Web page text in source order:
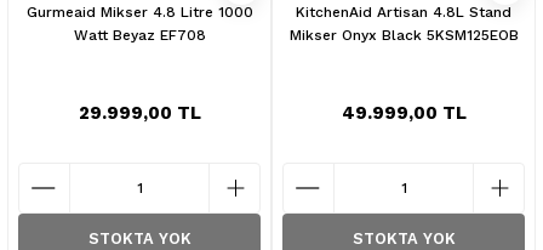
Gurmeaid Mikser 4.8 Litre 1000
Watt Beyaz EF708
29.999,00 TL
STOKTA YOK
KitchenAid Artisan 4.8L Stand
Mikser Onyx Black 5KSM125EOB
49.999,00 TL
STOKTA YOK